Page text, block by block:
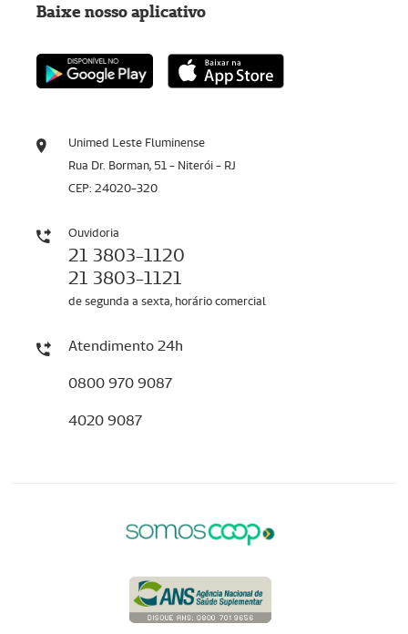
Unimed Leste Fluminense
Rua Dr. Borman, 51 - Niterói - RJ
CEP: 24020-320
Ouvidoria
21 3803-1120
21 3803-1121
de segunda a sexta, horário comercial
Atendimento 24h
0800 970 9087
4020 9087
Baixe nosso aplicativo